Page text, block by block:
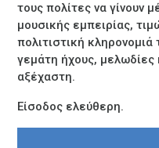
τους πολίτες να γίνουν
μουσικής εμπειρίας,
πολιτιστική
γεμάτη ήχους, μελωδίες
αξέχαστη.
Είσοδος ελεύθερη.